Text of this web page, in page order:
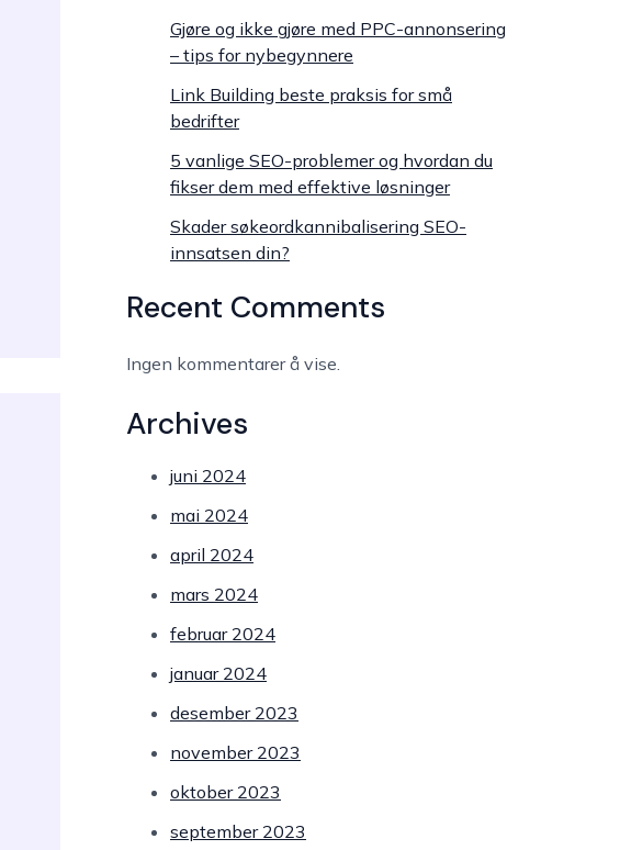
Gjøre og ikke gjøre med PPC-annonsering
– tips for nybegynnere
Link Building beste praksis for små
bedrifter
5 vanlige SEO-problemer og hvordan du
fikser dem med effektive løsninger
Skader søkeordkannibalisering SEO-
innsatsen din?
Recent Comments
Ingen kommentarer å vise.
Archives
juni 2024
mai 2024
april 2024
mars 2024
februar 2024
januar 2024
desember 2023
november 2023
oktober 2023
september 2023